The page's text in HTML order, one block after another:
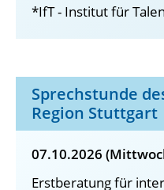
*IfT - Institut für
Sprechstunde
Region Stuttgart
07.10.2026
Erstberatung für